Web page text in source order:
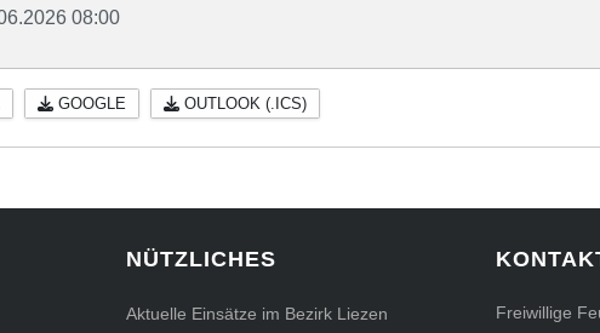
08:00
GOOGLE OUTLOOK (.ICS)
NÜTZLICHES
Aktuelle Einsätze im Bezirk Liezen
Freiwillige